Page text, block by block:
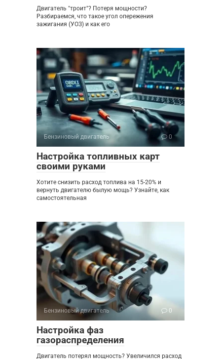
Двигатель "троит"? Потеря мощности?
Разбираемся, что такое угол опережения
зажигания (УОЗ) и как его
Бензиновый двигатель 0
Настройка топливных карт
своими руками
Хотите снизить расход топлива на 15-20% и
вернуть двигателю былую мощь? Узнайте, как
самостоятельная
Бензиновый двигатель 0
Настройка фаз
газораспределения
Двигатель потерял мощность? Увеличился расход